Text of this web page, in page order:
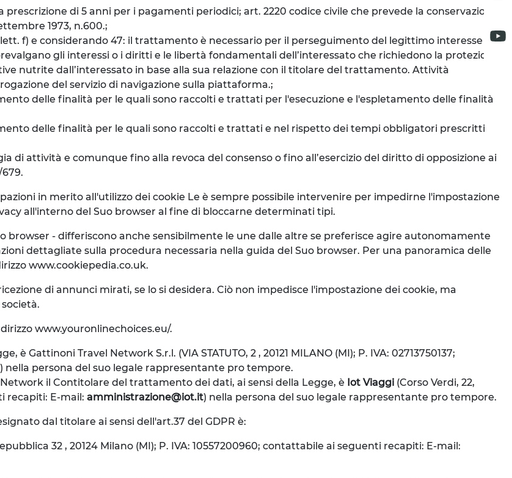
prescrizione di 5 anni per i pagamenti periodici; art. 2220 codice civile che prevede la conservazione
1973, n.600.;
f) e considerando 47: il trattamento è necessario per il perseguimento del legittimo interesse del
gli interessi o i diritti e le libertà fondamentali dell’interessato che richiedono la protezione
nutrite dall’interessato in base alla sua relazione con il titolare del trattamento. Attività
del servizio di navigazione sulla piattaforma.;
delle finalità per le quali sono raccolti e trattati per l'esecuzione e l'espletamento delle finalità
delle finalità per le quali sono raccolti e trattati e nel rispetto dei tempi obbligatori prescritti
di attività e comunque fino alla revoca del consenso o fino all’esercizio del diritto di opposizione ai
679.
in merito all'utilizzo dei cookie Le è sempre possibile intervenire per impedirne l'impostazione
all'interno del Suo browser al fine di bloccarne determinati tipi.
browser - differiscono anche sensibilmente le une dalle altre se preferisce agire autonomamente
dettagliate sulla procedura necessaria nella guida del Suo browser. Per una panoramica delle
www.cookiepedia.co.uk.
di annunci mirati, se lo si desidera. Ciò non impedisce l'impostazione dei cookie, ma
www.youronlinechoices.eu/.
Gattinoni Travel Network S.r.l. (VIA STATUTO, 2 , 20121 MILANO (MI); P. IVA: 02713750137;
persona del suo legale rappresentante pro tempore.
il Contitolare del trattamento dei dati, ai sensi della Legge, è Iot Viaggi (Corso Verdi, 22,
recapiti: E-mail: amministrazione@iot.it) nella persona del suo legale rappresentante pro tempore.
dal titolare ai sensi dell'art.37 del GDPR è:
32 , 20124 Milano (MI); P. IVA: 10557200960; contattabile ai seguenti recapiti: E-mail: